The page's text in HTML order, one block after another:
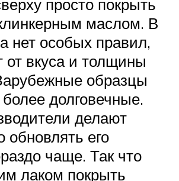
просто покрыть
маслом. В
нет особых правил,
от вкуса и толщины
образцы
долговечные.
делают
его
чаще. Так что
лаком покрыть